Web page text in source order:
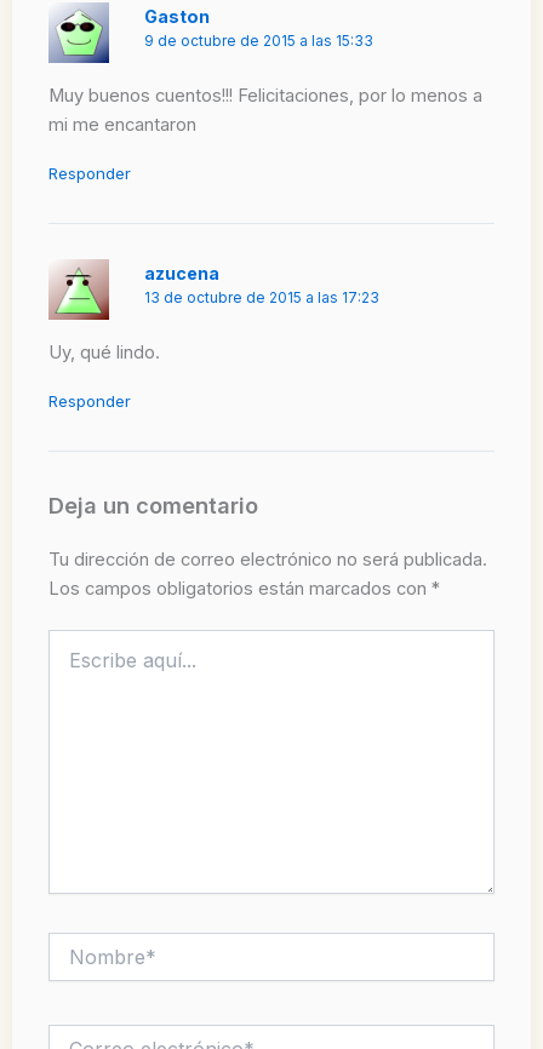
Gaston
9 de octubre de 2015 a las 15:33
Muy buenos cuentos!!! Felicitaciones, por lo menos a
mi me encantaron
Responder
azucena
13 de octubre de 2015 a las 17:23
Uy, qué lindo.
Responder
Deja un comentario
Tu dirección de correo electrónico no será publicada.
Los campos obligatorios están marcados con *
aquí...